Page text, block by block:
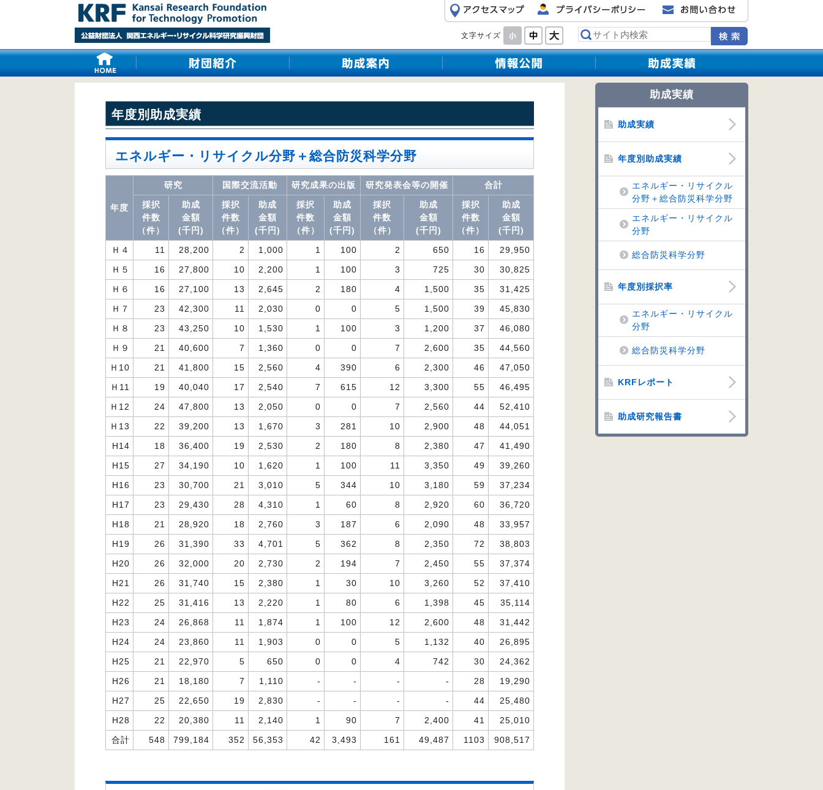
文字サイズ
助成実績
助成実績
年度別助成実績
エネルギー・リサイクル
分野＋総合防災科学分野
エネルギー・リサイクル
分野
総合防災科学分野
年度別採択率
エネルギー・リサイクル
分野
総合防災科学分野
KRFレポート
助成研究報告書
年度別助成実績
エネルギー・リサイクル分野＋総合防災科学分野
年度
研究 国際交流活動 研究成果の出版 研究発表会等の開催
合計
採択
件数
（件）
助成
金額
(千円)
採択
件数
（件）
助成
金額
(千円)
採択
件数
（件）
助成
金額
(千円)
採択
件数
（件）
助成
金額
(千円)
採択
件数
（件）
助成
金額
(千円)
Ｈ４
11 28,200 2 1,000 1 100 2 650 16
29,950
Ｈ５
16 27,800 10 2,200 1 100 3 725 30
30,825
Ｈ６
16 27,100 13 2,645 2 180 4 1,500 35
31,425
Ｈ７
23 42,300 11 2,030 0 0 5 1,500 39
45,830
Ｈ８
23 43,250 10 1,530 1 100 3 1,200 37
46,080
Ｈ９
21 40,600 7 1,360 0 0 7 2,600 35
44,560
Ｈ10
21 41,800 15 2,560 4 390 6 2,300 46
47,050
Ｈ11
19 40,040 17 2,540 7 615 12 3,300 55
46,495
Ｈ12
24 47,800 13 2,050 0 0 7 2,560 44
52,410
Ｈ13
22 39,200 13 1,670 3 281 10 2,900 48
44,051
H14
18 36,400 19 2,530 2 180 8 2,380 47
41,490
H15
27 34,190 10 1,620 1 100 11 3,350 49
39,260
H16
23 30,700 21 3,010 5 344 10 3,180 59
37,234
H17
23 29,430 28 4,310 1 60 8 2,920 60
36,720
H18
21 28,920 18 2,760 3 187 6 2,090 48
33,957
H19
26 31,390 33 4,701 5 362 8 2,350 72
38,803
H20
26 32,000 20 2,730 2 194 7 2,450 55
37,374
H21
26 31,740 15 2,380 1 30 10 3,260 52
37,410
H22
25 31,416 13 2,220 1 80 6 1,398 45
35,114
H23
24 26,868 11 1,874 1 100 12 2,600 48
31,442
H24
24 23,860 11 1,903 0 0 5 1,132 40
26,895
H25
21 22,970 5 650 0 0 4 742 30
24,362
H26
21 18,180 7 1,110 - - - - 28
19,290
H27
25 22,650 19 2,830 - - - - 44
25,480
H28
22 20,380 11 2,140 1 90 7 2,400 41
25,010
合計
548 799,184 352 56,353 42 3,493 161 49,487 1103 908,517